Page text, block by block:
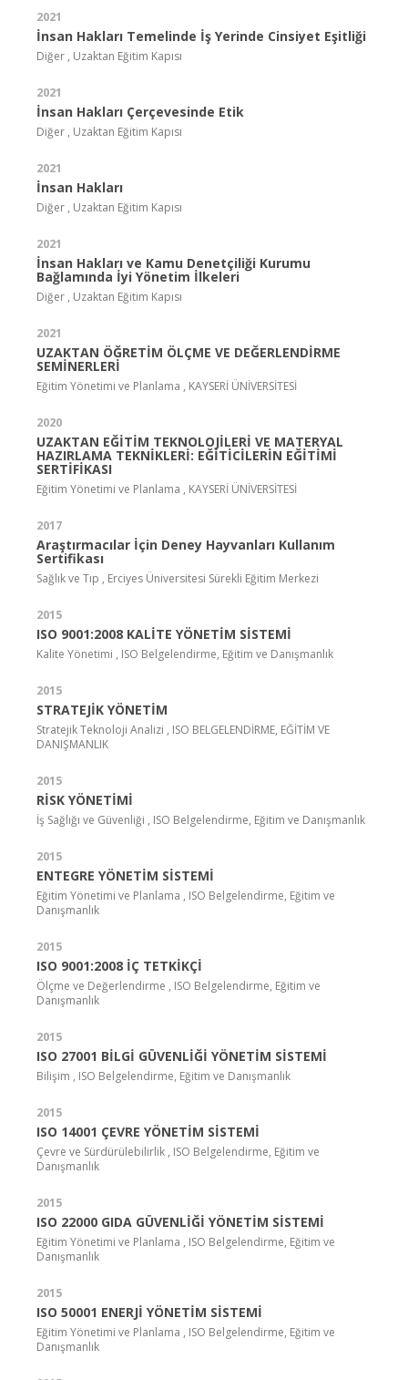
2021
İnsan Hakları Temelinde İş Yerinde Cinsiyet Eşitliği
Diğer , Uzaktan Eğitim Kapısı
2021
İnsan Hakları Çerçevesinde Etik
Diğer , Uzaktan Eğitim Kapısı
2021
İnsan Hakları
Diğer , Uzaktan Eğitim Kapısı
2021
İnsan Hakları ve Kamu Denetçiliği Kurumu
Bağlamında İyi Yönetim İlkeleri
Diğer , Uzaktan Eğitim Kapısı
2021
UZAKTAN ÖĞRETİM ÖLÇME VE DEĞERLENDİRME
SEMİNERLERİ
Eğitim Yönetimi ve Planlama , KAYSERİ ÜNİVERSİTESİ
2020
UZAKTAN EĞİTİM TEKNOLOJİLERİ VE MATERYAL
HAZIRLAMA TEKNİKLERİ: EĞİTİCİLERİN EĞİTİMİ
SERTİFİKASI
Eğitim Yönetimi ve Planlama , KAYSERİ ÜNİVERSİTESİ
2017
Araştırmacılar İçin Deney Hayvanları Kullanım
Sertifikası
Sağlık ve Tıp , Erciyes Üniversitesi Sürekli Eğitim Merkezi
2015
ISO 9001:2008 KALİTE YÖNETİM SİSTEMİ
Kalite Yönetimi , ISO Belgelendirme, Eğitim ve Danışmanlık
2015
STRATEJİK YÖNETİM
Stratejik Teknoloji Analizi , ISO BELGELENDİRME, EĞİTİM VE
DANIŞMANLIK
2015
RİSK YÖNETİMİ
İş Sağlığı ve Güvenliği , ISO Belgelendirme, Eğitim ve Danışmanlık
2015
ENTEGRE YÖNETİM SİSTEMİ
Eğitim Yönetimi ve Planlama , ISO Belgelendirme, Eğitim ve
Danışmanlık
2015
ISO 9001:2008 İÇ TETKİKÇİ
Ölçme ve Değerlendirme , ISO Belgelendirme, Eğitim ve
Danışmanlık
2015
ISO 27001 BİLGİ GÜVENLİĞİ YÖNETİM SİSTEMİ
Bilişim , ISO Belgelendirme, Eğitim ve Danışmanlık
2015
ISO 14001 ÇEVRE YÖNETİM SİSTEMİ
Çevre ve Sürdürülebilirlik , ISO Belgelendirme, Eğitim ve
Danışmanlık
2015
ISO 22000 GIDA GÜVENLİĞİ YÖNETİM SİSTEMİ
Eğitim Yönetimi ve Planlama , ISO Belgelendirme, Eğitim ve
Danışmanlık
2015
ISO 50001 ENERJİ YÖNETİM SİSTEMİ
Eğitim Yönetimi ve Planlama , ISO Belgelendirme, Eğitim ve
Danışmanlık